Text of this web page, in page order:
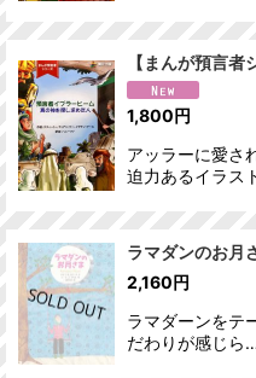
【まんが預言
1,800円
アッラーに愛さ
迫力あるイラス
ラマダンのお月
2,160円
ラマダーンをテ
だわりが感じら